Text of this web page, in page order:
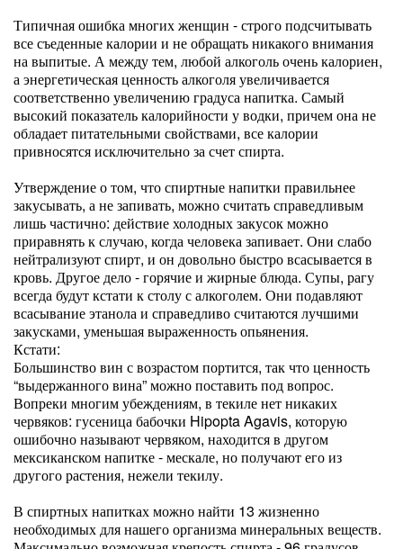
Типичная ошибка многих женщин - строго подсчитывать
все съеденные калории и не обращать никакого внимания
на выпитые. А между тем, любой алкоголь очень калориен,
а энергетическая ценность алкоголя увеличивается
соответственно увеличению градуса напитка. Самый
высокий показатель калорийности у водки, причем она не
обладает питательными свойствами, все калории
привносятся исключительно за счет спирта.
Утверждение о том, что спиртные напитки правильнее
закусывать, а не запивать, можно считать справедливым
лишь частично: действие холодных закусок можно
приравнять к случаю, когда человека запивает. Они слабо
нейтрализуют спирт, и он довольно быстро всасывается в
кровь. Другое дело - горячие и жирные блюда. Супы, рагу
всегда будут кстати к столу с алкоголем. Они подавляют
всасывание этанола и справедливо считаются лучшими
закусками, уменьшая выраженность опьянения.
Кстати:
Большинство вин с возрастом портится, так что ценность
“выдержанного вина” можно поставить под вопрос.
Вопреки многим убеждениям, в текиле нет никаких
червяков: гусеница бабочки Hipopta Agavis, которую
ошибочно называют червяком, находится в другом
мексиканском напитке - мескале, но получают его из
другого растения, нежели текилу.
В спиртных напитках можно найти 13 жизненно
необходимых для нашего организма минеральных веществ.